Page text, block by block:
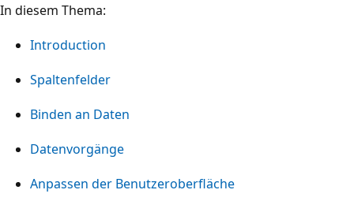
In diesem Thema:
Introduction
Spaltenfelder
Binden an Daten
Datenvorgänge
Anpassen der Benutzeroberfläche